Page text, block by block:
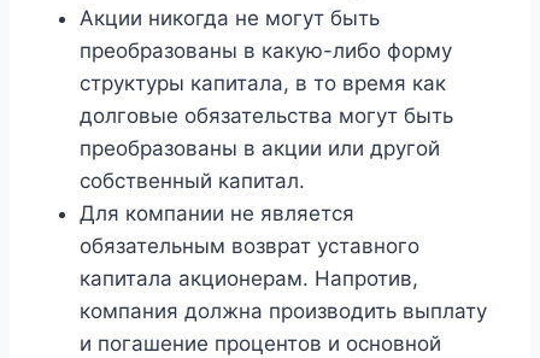
Акции никогда не могут быть
преобразованы в какую-либо форму
структуры капитала, в то время как
долговые обязательства могут быть
преобразованы в акции или другой
собственный капитал.
Для компании не является
обязательным возврат уставного
капитала акционерам. Напротив,
компания должна производить выплату
и погашение процентов и основной